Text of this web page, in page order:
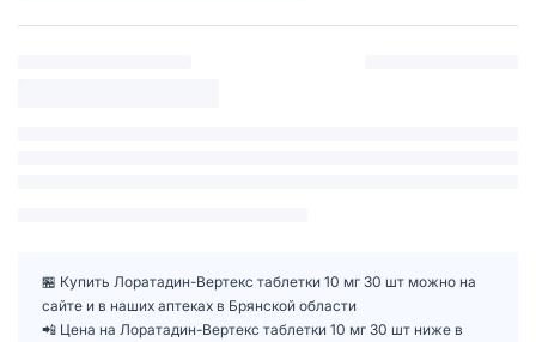
🏪 Купить Лоратадин-Вертекс таблетки 10 мг 30 шт можно на
сайте и в наших аптеках в Брянской области
📲 Цена на Лоратадин-Вертекс таблетки 10 мг 30 шт ниже в